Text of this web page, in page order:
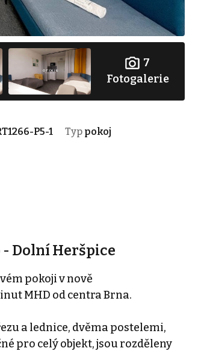
7
Fotogalerie
P5-1 Typ pokoj
Dolní Heršpice
pokoji v nově
MHD od centra Brna.
a lednice, dvěma postelemi,
pro celý objekt, jsou rozděleny